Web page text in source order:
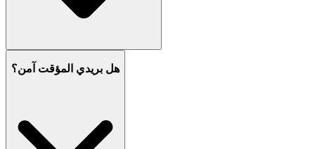
هل بريدي المؤقت آمن؟